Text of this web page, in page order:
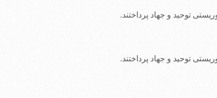
توحید و جهاد پرداختند.
توحید و جهاد پرداختند.